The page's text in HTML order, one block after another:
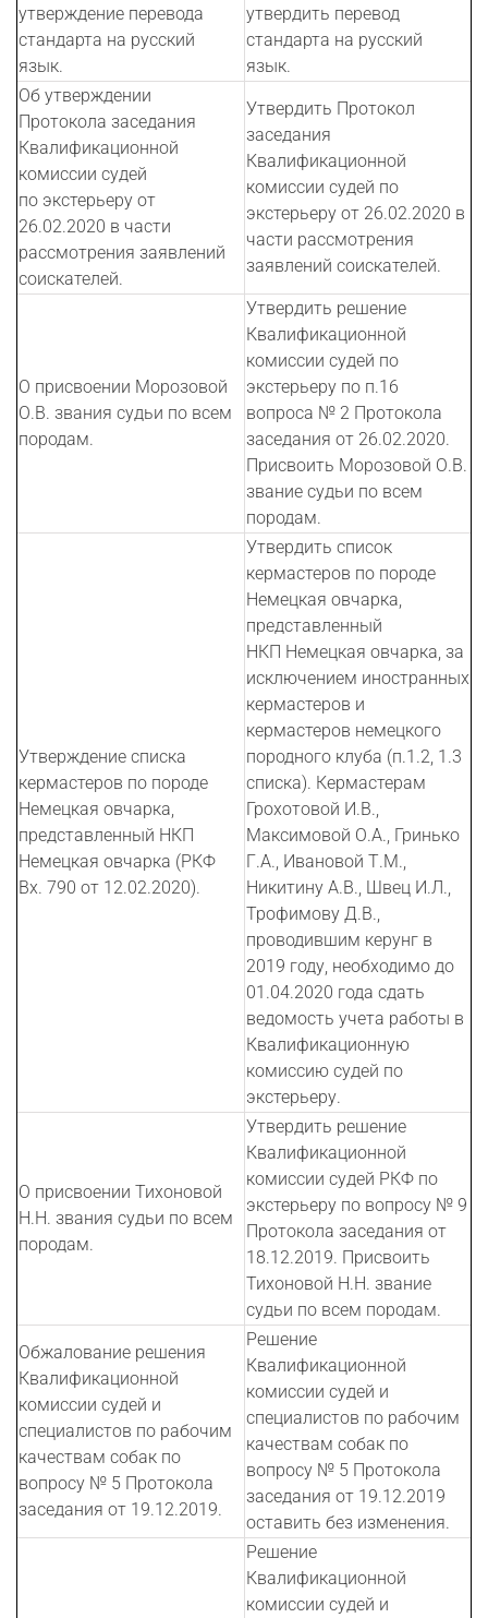
утверждение перевода
стандарта на русский
язык.
утвердить перевод
стандарта на русский
язык.
Об утверждении
Протокола заседания
Квалификационной
комиссии судей
по экстерьеру от
26.02.2020 в части
рассмотрения заявлений
соискателей.
Утвердить Протокол
заседания
Квалификационной
комиссии судей по
экстерьеру от 26.02.2020 в
части рассмотрения
заявлений соискателей.
О присвоении Морозовой
О.В. звания судьи по всем
породам.
Утвердить решение
Квалификационной
комиссии судей по
экстерьеру по п.16
вопроса № 2 Протокола
заседания от 26.02.2020.
Присвоить Морозовой О.В.
звание судьи по всем
породам.
Утверждение списка
кермастеров по породе
Немецкая овчарка,
представленный НКП
Немецкая овчарка (РКФ
Вх. 790 от 12.02.2020).
Утвердить список
кермастеров по породе
Немецкая овчарка,
представленный
НКП Немецкая овчарка, за
исключением иностранных
кермастеров и
кермастеров немецкого
породного клуба (п.1.2, 1.3
списка). Кермастерам
Грохотовой И.В.,
Максимовой О.А., Гринько
Г.А., Ивановой Т.М.,
Никитину А.В., Швец И.Л.,
Трофимову Д.В.,
проводившим керунг в
2019 году, необходимо до
01.04.2020 года сдать
ведомость учета работы в
Квалификационную
комиссию судей по
экстерьеру.
О присвоении Тихоновой
Н.Н. звания судьи по всем
породам.
Утвердить решение
Квалификационной
комиссии судей РКФ по
экстерьеру по вопросу № 9
Протокола заседания от
18.12.2019. Присвоить
Тихоновой Н.Н. звание
судьи по всем породам.
Обжалование решения
Квалификационной
комиссии судей и
специалистов по рабочим
качествам собак по
вопросу № 5 Протокола
заседания от 19.12.2019.
Решение
Квалификационной
комиссии судей и
специалистов по рабочим
качествам собак по
вопросу № 5 Протокола
заседания от 19.12.2019
оставить без изменения.
Решение
Квалификационной
комиссии судей и